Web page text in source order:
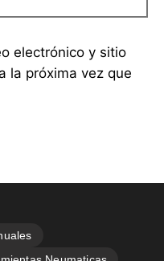
electrónico y sitio
la próxima vez que